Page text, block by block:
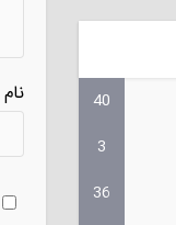
نام
40
3
36